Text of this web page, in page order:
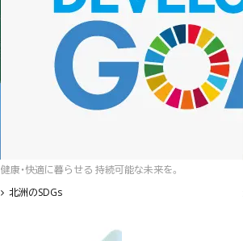
健康・快適に暮らせる 持続可能な未来を。
北洲のSDGs